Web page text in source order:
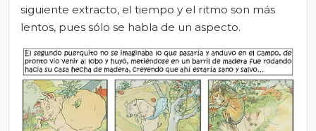
siguiente extracto, el tiempo y el ritmo son más
lentos, pues sólo se habla de un aspecto.